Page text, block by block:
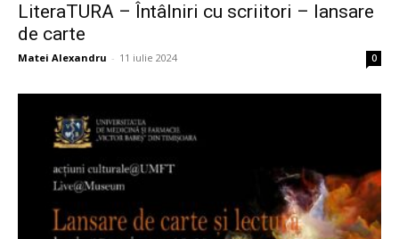
LiteraTURA – Întâlniri cu scriitori – lansare
de carte
Matei Alexandru - 11 iulie 2024 0